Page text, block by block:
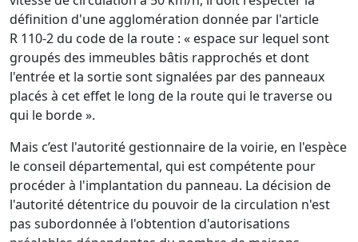
définition d'une agglomération donnée par l'article
R 110-2 du code de la route : « espace sur lequel sont
groupés des immeubles bâtis rapprochés et dont
l'entrée et la sortie sont signalées par des panneaux
placés à cet effet le long de la route qui le traverse ou
qui le borde ».
Mais c’est l'autorité gestionnaire de la voirie, en l'espèce
le conseil départemental, qui est compétente pour
procéder à l'implantation du panneau. La décision de
l'autorité détentrice du pouvoir de la circulation n'est
pas subordonnée à l'obtention d'autorisations